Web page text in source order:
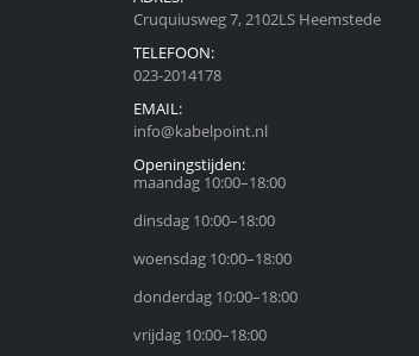
Cruquiusweg 7, 2102LS Heemstede
TELEFOON:
023-2014178
EMAIL:
info@kabelpoint.nl
Openingstijden:
maandag 10:00–18:00
dinsdag 10:00–18:00
woensdag 10:00–18:00
donderdag 10:00–18:00
vrijdag 10:00–18:00